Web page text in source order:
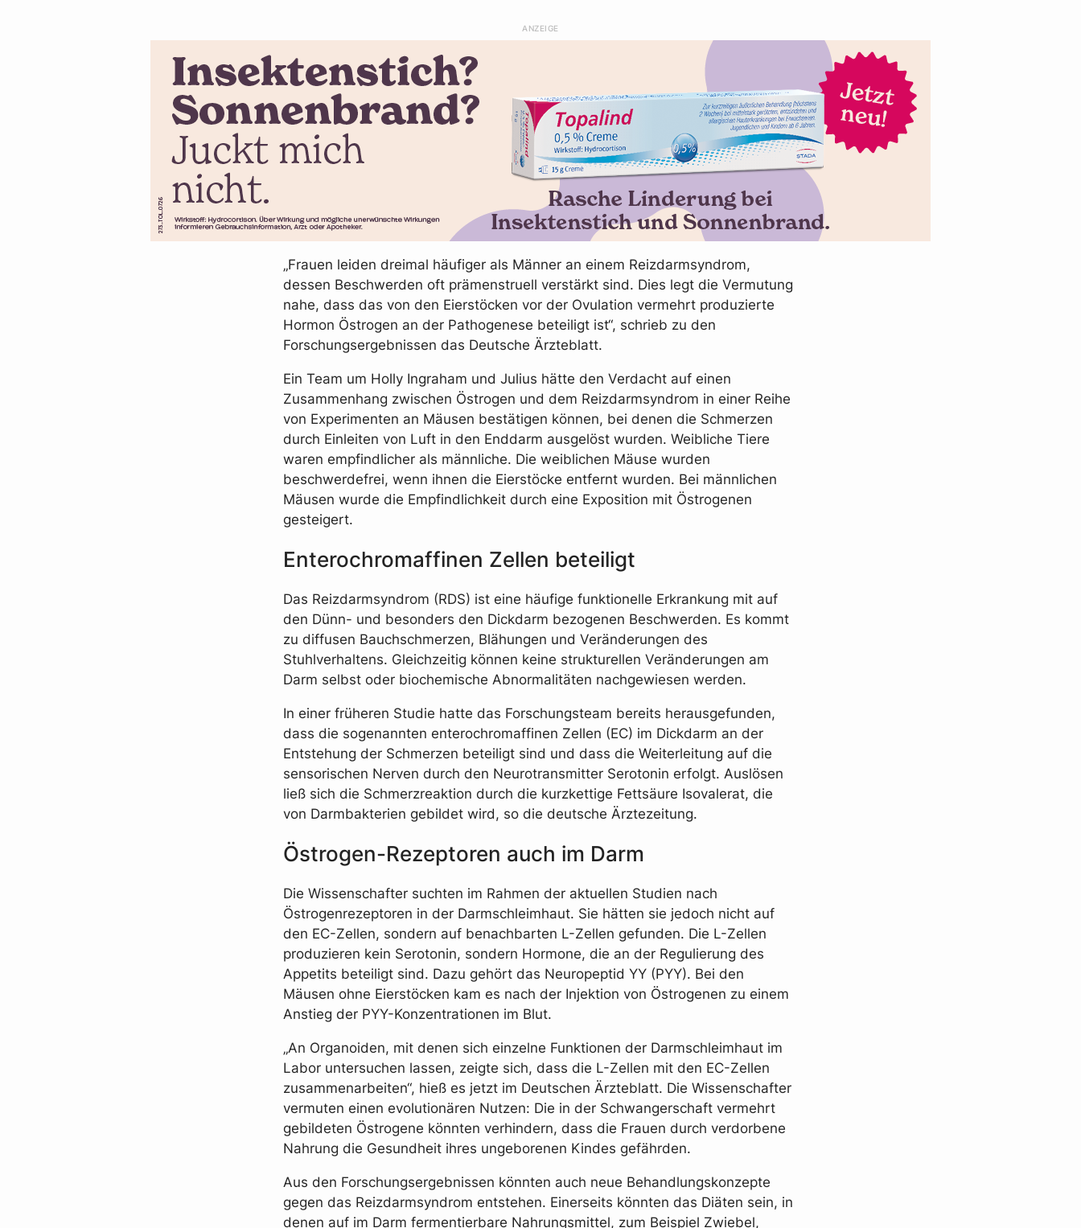
ANZEIGE
„Frauen leiden dreimal häufiger als Männer an einem Reizdarmsyndrom,
dessen Beschwerden oft prämenstruell verstärkt sind. Dies legt die Vermutung
nahe, dass das von den Eierstöcken vor der Ovulation vermehrt produzierte
Hormon Östrogen an der Pathogenese beteiligt ist“, schrieb zu den
Forschungsergebnissen das Deutsche Ärzteblatt.
Ein Team um Holly Ingraham und Julius hätte den Verdacht auf einen
Zusammenhang zwischen Östrogen und dem Reizdarmsyndrom in einer Reihe
von Experimenten an Mäusen bestätigen können, bei denen die Schmerzen
durch Einleiten von Luft in den Enddarm ausgelöst wurden. Weibliche Tiere
waren empfindlicher als männliche. Die weiblichen Mäuse wurden
beschwerdefrei, wenn ihnen die Eierstöcke entfernt wurden. Bei männlichen
Mäusen wurde die Empfindlichkeit durch eine Exposition mit Östrogenen
gesteigert.
Enterochromaffinen Zellen beteiligt
Das Reizdarmsyndrom (RDS) ist eine häufige funktionelle Erkrankung mit auf
den Dünn- und besonders den Dickdarm bezogenen Beschwerden. Es kommt
zu diffusen Bauchschmerzen, Blähungen und Veränderungen des
Stuhlverhaltens. Gleichzeitig können keine strukturellen Veränderungen am
Darm selbst oder biochemische Abnormalitäten nachgewiesen werden.
In einer früheren Studie hatte das Forschungsteam bereits herausgefunden,
dass die sogenannten enterochromaffinen Zellen (EC) im Dickdarm an der
Entstehung der Schmerzen beteiligt sind und dass die Weiterleitung auf die
sensorischen Nerven durch den Neurotransmitter Serotonin erfolgt. Auslösen
ließ sich die Schmerzreaktion durch die kurzkettige Fettsäure Isovalerat, die
von Darmbakterien gebildet wird, so die deutsche Ärztezeitung.
Östrogen-Rezeptoren auch im Darm
Die Wissenschafter suchten im Rahmen der aktuellen Studien nach
Östrogenrezeptoren in der Darmschleimhaut. Sie hätten sie jedoch nicht auf
den EC-Zellen, sondern auf benachbarten L-Zellen gefunden. Die L-Zellen
produzieren kein Serotonin, sondern Hormone, die an der Regulierung des
Appetits beteiligt sind. Dazu gehört das Neuropeptid YY (PYY). Bei den
Mäusen ohne Eierstöcken kam es nach der Injektion von Östrogenen zu einem
Anstieg der PYY-Konzentrationen im Blut.
„An Organoiden, mit denen sich einzelne Funktionen der Darmschleimhaut im
Labor untersuchen lassen, zeigte sich, dass die L-Zellen mit den EC-Zellen
zusammenarbeiten“, hieß es jetzt im Deutschen Ärzteblatt. Die Wissenschafter
vermuten einen evolutionären Nutzen: Die in der Schwangerschaft vermehrt
gebildeten Östrogene könnten verhindern, dass die Frauen durch verdorbene
Nahrung die Gesundheit ihres ungeborenen Kindes gefährden.
Aus den Forschungsergebnissen könnten auch neue Behandlungskonzepte
gegen das Reizdarmsyndrom entstehen. Einerseits könnten das Diäten sein, in
denen auf im Darm fermentierbare Nahrungsmittel, zum Beispiel Zwiebel,